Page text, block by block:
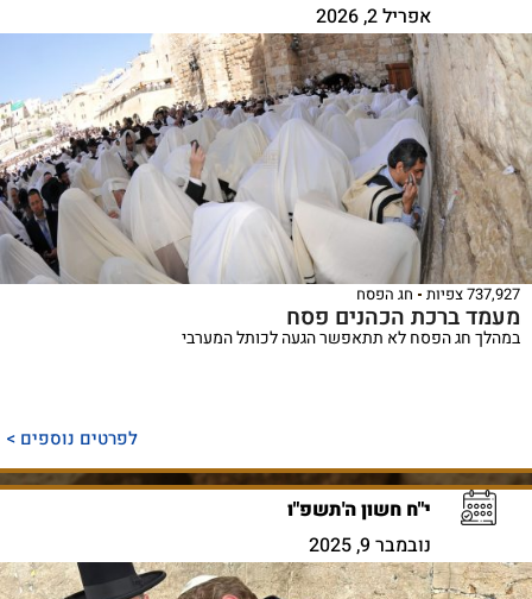
אפריל 2, 2026
737,927 צפיות חג הפסח
מעמד ברכת הכהנים פסח
במהלך חג הפסח לא תתאפשר הגעה לכותל המערבי
לפרטים נוספים >
י"ח חשון ה'תשפ"ו
נובמבר 9, 2025